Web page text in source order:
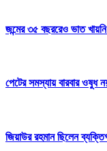
জন্মের ৩৫ বছররেও ভাত
পেটের সমস্যায় বারবার ওষুধ
জিয়াউর রহমান ছিলেন